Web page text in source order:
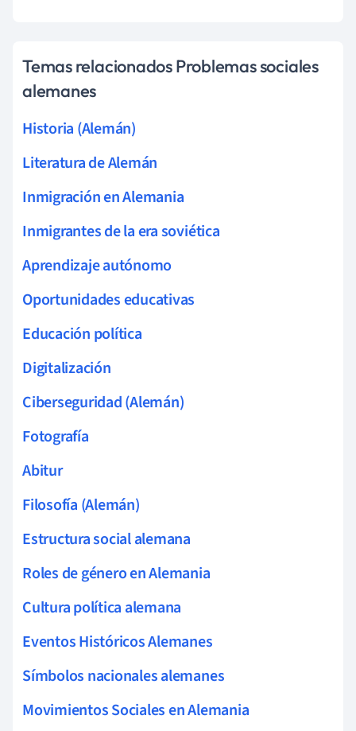
Temas relacionados Problemas sociales
alemanes
Historia (Alemán)
Literatura de Alemán
Inmigración en Alemania
Inmigrantes de la era soviética
Aprendizaje autónomo
Oportunidades educativas
Educación política
Digitalización
Ciberseguridad (Alemán)
Fotografía
Abitur
Filosofía (Alemán)
Estructura social alemana
Roles de género en Alemania
Cultura política alemana
Eventos Históricos Alemanes
Símbolos nacionales alemanes
Movimientos Sociales en Alemania